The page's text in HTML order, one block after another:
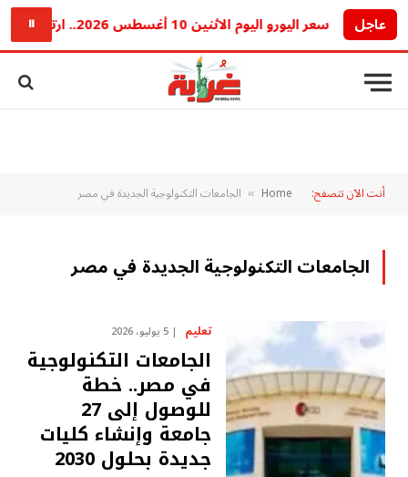
عاجل سعر اليورو اليوم الاثنين 10 أغسطس 2026.. ارتفاع جديد أمام الجنيه في البنوك ⏸
أنت الآن تتصفح: Home
» الجامعات التكنولوجية الجديدة في مصر
الجامعات التكنولوجية الجديدة في مصر
تعليم 5 يوليو، 2026
الجامعات التكنولوجية
في مصر.. خطة
للوصول إلى 27
جامعة وإنشاء كليات
جديدة بحلول 2030